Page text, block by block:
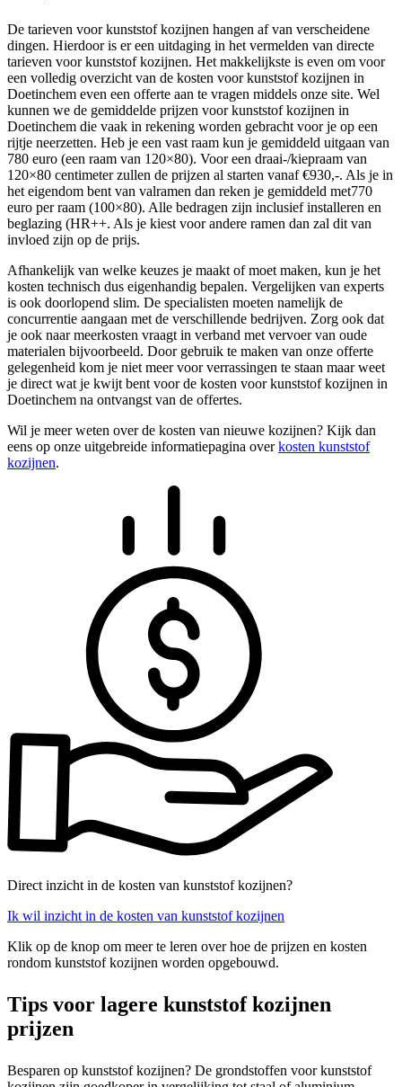
De tarieven voor kunststof kozijnen hangen af van verscheidene
dingen. Hierdoor is er een uitdaging in het vermelden van directe
tarieven voor kunststof kozijnen. Het makkelijkste is even om voor
een volledig overzicht van de kosten voor kunststof kozijnen in
Doetinchem even een offerte aan te vragen middels onze site. Wel
kunnen we de gemiddelde prijzen voor kunststof kozijnen in
Doetinchem die vaak in rekening worden gebracht voor je op een
rijtje neerzetten. Heb je een vast raam kun je gemiddeld uitgaan van
780 euro (een raam van 120×80). Voor een draai-/kiepraam van
120×80 centimeter zullen de prijzen al starten vanaf €930,-. Als je in
het eigendom bent van valramen dan reken je gemiddeld met770
euro per raam (100×80). Alle bedragen zijn inclusief installeren en
beglazing (HR++. Als je kiest voor andere ramen dan zal dit van
invloed zijn op de prijs.
Afhankelijk van welke keuzes je maakt of moet maken, kun je het
kosten technisch dus eigenhandig bepalen. Vergelijken van experts
is ook doorlopend slim. De specialisten moeten namelijk de
concurrentie aangaan met de verschillende bedrijven. Zorg ook dat
je ook naar meerkosten vraagt in verband met vervoer van oude
materialen bijvoorbeeld. Door gebruik te maken van onze offerte
gelegenheid kom je niet meer voor verrassingen te staan maar weet
je direct wat je kwijt bent voor de kosten voor kunststof kozijnen in
Doetinchem na ontvangst van de offertes.
Wil je meer weten over de kosten van nieuwe kozijnen? Kijk dan
eens op onze uitgebreide informatiepagina overkosten kunststof
kozijnen.
Direct inzicht in de kosten van kunststof kozijnen?
Ik wil inzicht in de kosten van kunststof kozijnen
Klik op de knop om meer te leren over hoe de prijzen en kosten
rondom kunststof kozijnen worden opgebouwd.
Tips voor lagere kunststof kozijnen
prijzen
Besparen op kunststof kozijnen? De grondstoffen voor kunststof